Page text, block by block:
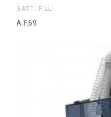
GATTI F.LLI
A.F.69